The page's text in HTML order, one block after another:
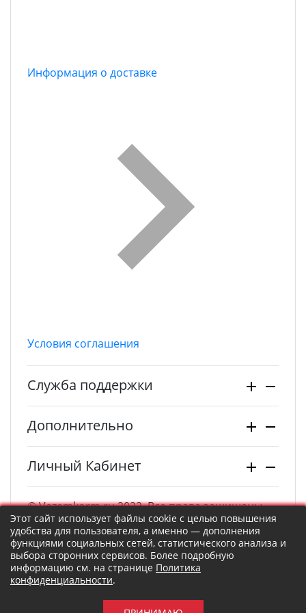
Информация о доставке
Условия соглашения
Служба поддержки
Дополнительно
Личный Кабинет
© Vezemkorm.ru 2022. Все права защищены.
Этот сайт использует файлы cookie с целью повышения
удобства для пользователя, а именно — дополнения
функциями социальных сетей, статистического анализа и
выбора сторонних сервисов. Более подробную
информацию см. на странице Политика
конфиденциальности.